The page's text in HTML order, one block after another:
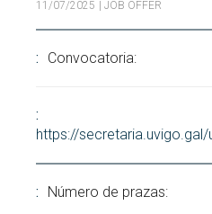
Search
Search
for:
11/07/2025 | JOB OFFER
Convocatoria:
https://
Número de prazas: